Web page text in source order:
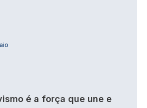
é a força que une e